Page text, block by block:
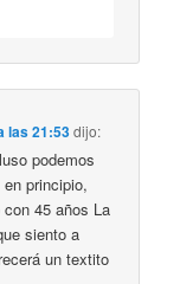
las 21:53dijo:
podemos
principio,
45 años La
siento a
un textito